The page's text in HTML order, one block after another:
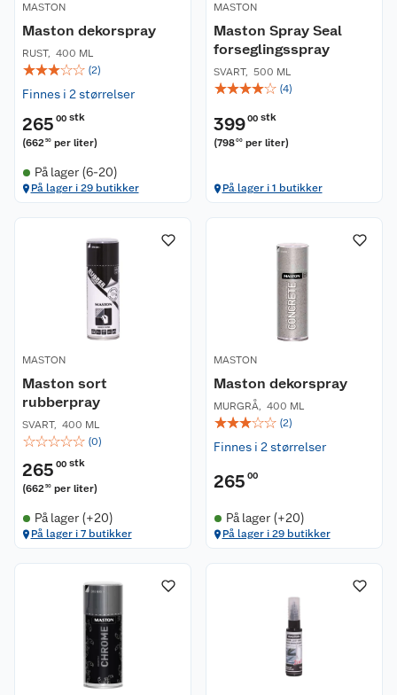
MASTON
Maston dekorspray
RUST, 400 ML
☆☆☆☆☆ (2)
Finnes i 2 størrelser
265 00 stk
(66250 per liter)
På lager (6-20)
På lager i 29 butikker
MASTON
Maston Spray Seal
forseglingsspray
SVART, 500 ML
☆☆☆☆☆ (4)
39900 stk
(79800 per liter)
På lager i 1 butikker
MASTON
Maston sort
rubberpray
SVART, 400 ML
☆☆☆☆☆ (0)
265 00 stk
(66250 per liter)
På lager (+20)
På lager i 7 butikker
MASTON
Maston dekorspray
MURGRÅ, 400 ML
☆☆☆☆☆ (2)
Finnes i 2 størrelser
265 00
På lager (+20)
På lager i 29 butikker